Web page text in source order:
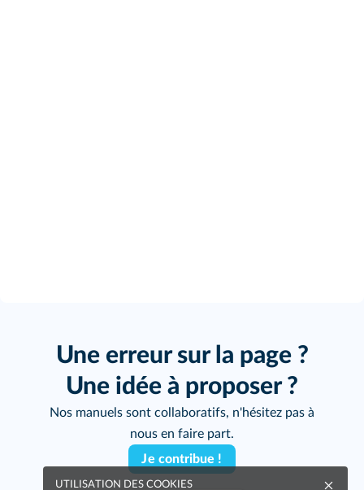
Une erreur sur la page ?
Une idée à proposer ?
Nos manuels sont collaboratifs, n'hésitez pas à
nous en faire part.
Je contribue !
UTILISATION DES COOKIES